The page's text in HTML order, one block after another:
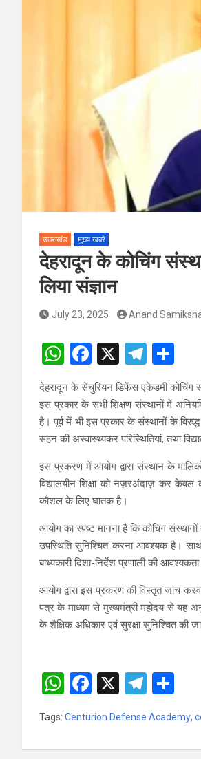
उत्तराखंड मुख्य खबरें
देहरादून के कोचिंग
लिया संज्ञान
July 23, 2025 Anand
W
h
at
s
A
p
p
F
a
ce
b
o
o
k
X
T
el
e
gr
a
m
h
ar
e
देहरादून के सेंचुरियन डिफेंस एकेडमी कोचिंग
इस प्रकार के सभी शिक्षण संस्थानों में
है। पूर्व में भी इस प्रकार के संस्थानों के
सहन की अस्वास्थ्यकर परिस्थितियां, तथा
इस प्रकरण में आयोग द्वारा संस्थान के
विद्यालयीन शिक्षा को नज़रअंदाज़ कर केवल
कौशल के लिए घातक है।
आयोग का स्पष्ट मानना है कि कोचिंग
उपस्थिति सुनिश्चित करना आवश्यक है।
बाध्यकारी दिशा-निर्देश प्रणाली की
आयोग द्वारा इस प्रकरण की विस्तृत जांच
पत्र के माध्यम से मुख्यमंत्री महोदय से यह
के शैक्षिक अधिकार एवं सुरक्षा सुनिश्चित की
W
at
s
F
ce
b
X
T
e
gr
ar
e
Tags: Centurion Defense Academy,